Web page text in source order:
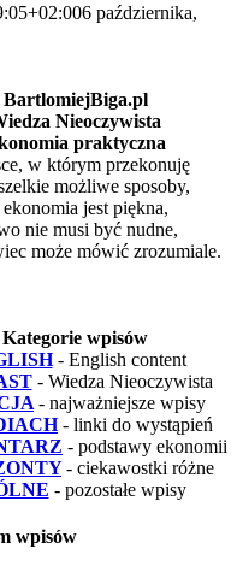
6 października,
BartlomiejBiga.pl
Nieoczywista
praktyczna
w którym przekonuję
możliwe sposoby,
ekonomia jest piękna,
nie musi być nudne,
może mówić zrozumiale.
Kategorie wpisów
- English content
- Wiedza Nieoczywista
- najważniejsze wpisy
- linki do wystąpień
- podstawy ekonomii
- ciekawostki różne
- pozostałe wpisy
wpisów